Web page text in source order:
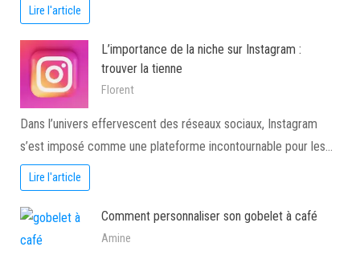
Lire l'article
L’importance de la niche sur Instagram :
trouver la tienne
Florent
Dans l’univers effervescent des réseaux sociaux, Instagram
s’est imposé comme une plateforme incontournable pour les…
Lire l'article
Comment personnaliser son gobelet à café
Amine